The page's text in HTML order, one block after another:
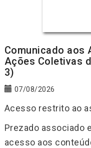
Comunicado aos
Ações Coletivas
3)
07/08/2026
Acesso restrito ao
Prezado associado
acesso aos